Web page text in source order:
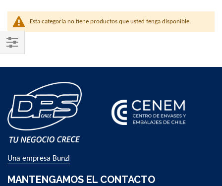
Esta categoría no tiene productos que usted tenga disponible.
Shop
By
Una empresa Bunzl
MANTENGAMOS EL CONTACTO